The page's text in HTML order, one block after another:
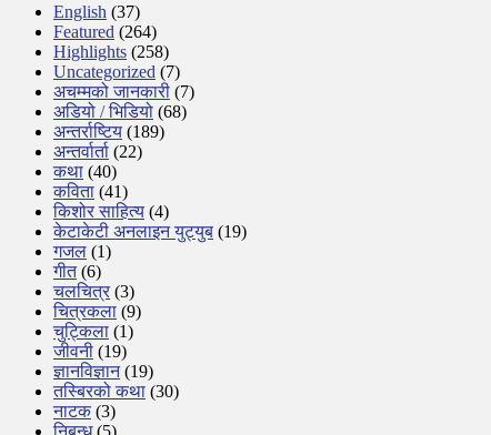
English (37)
Featured (264)
Highlights (258)
Uncategorized (7)
अचम्मको जानकारी (7)
अडियो / भिडियो (68)
अन्तर्राष्टिय (189)
अन्तर्वार्ता (22)
कथा (40)
कविता (41)
किशोर साहित्य (4)
केटाकेटी अनलाइन युट्युब (19)
गजल (1)
गीत(6)
चलचित्र (3)
चित्रकला (9)
चुट्किला (1)
जीवनी (19)
ज्ञानविज्ञान(19)
तस्बिरको कथा (30)
नाटक(3)
निबन्ध(5)